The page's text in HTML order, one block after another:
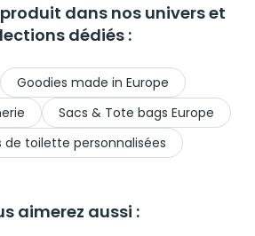
dans nos univers et
dédiés :
Goodies made in Europe
Sacs & Tote bags Europe
de toilette personnalisées
aimerez aussi :